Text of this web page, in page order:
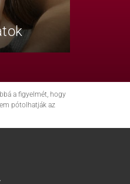
a figyelmét, hogy
pótolhatják az